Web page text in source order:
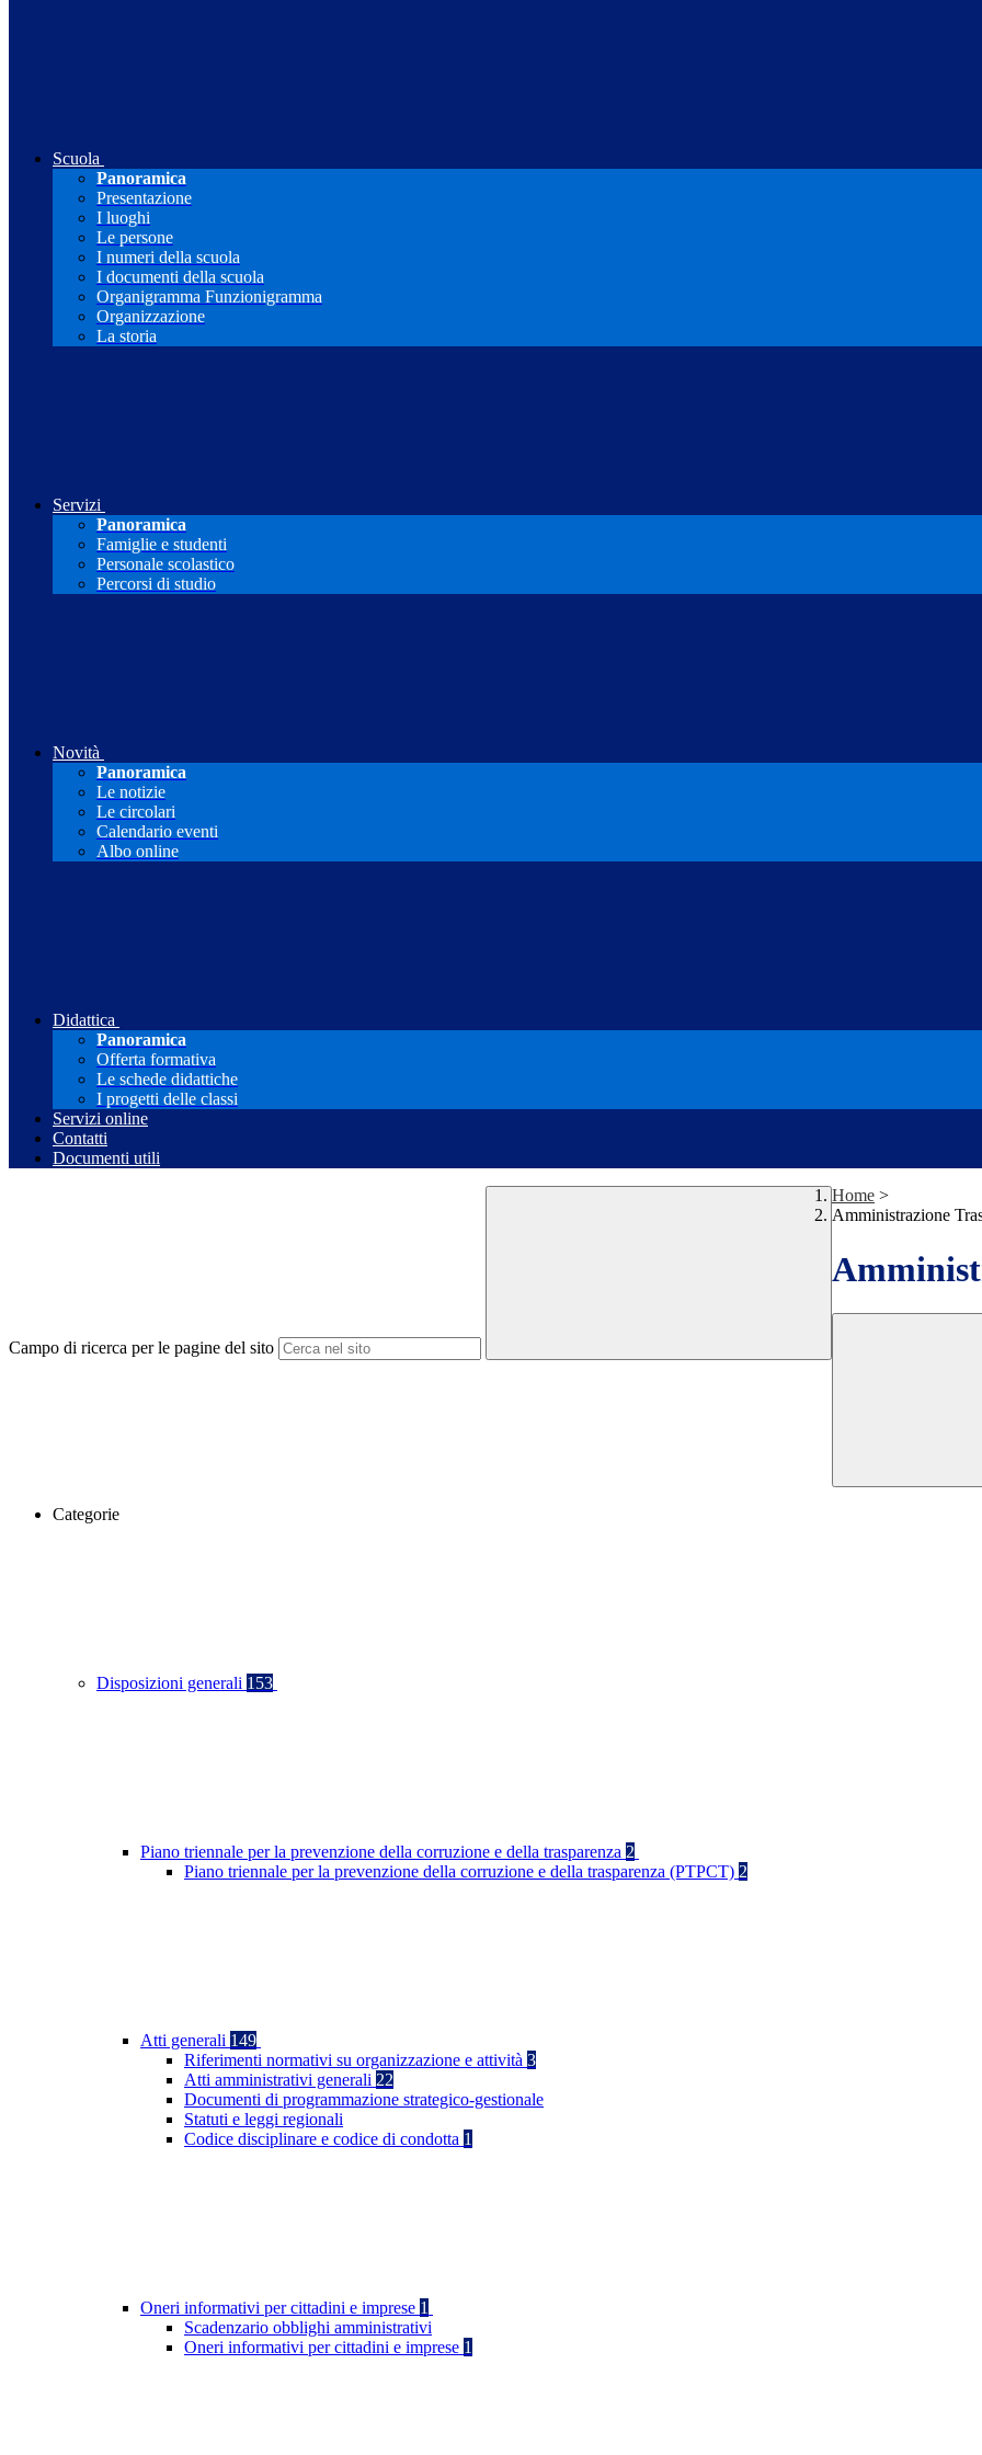
Scuola
Panoramica
Presentazione
I luoghi
Le persone
I numeri della scuola
I documenti della scuola
Organigramma Funzionigramma
Organizzazione
La storia
Servizi
Panoramica
Famiglie e studenti
Personale scolastico
Percorsi di studio
Novità
Panoramica
Le notizie
Le circolari
Calendario eventi
Albo online
Didattica
Panoramica
Offerta formativa
Le schede didattiche
I progetti delle classi
Servizi online
Contatti
Documenti utili
Campo di ricerca per le pagine del sito
Home >
Amministrazione
Categorie
Disposizioni generali 153
Piano triennale per la prevenzione della corruzione e della trasparenza 2
Piano triennale per la prevenzione della corruzione e della trasparenza (PTPCT) 2
Atti generali 149
Riferimenti normativi su organizzazione e attività 3
Atti amministrativi generali 22
Documenti di programmazione strategico-gestionale
Statuti e leggi regionali
Codice disciplinare e codice di condotta 1
Oneri informativi per cittadini e imprese 1
Scadenzario obblighi amministrativi
Oneri informativi per cittadini e imprese 1